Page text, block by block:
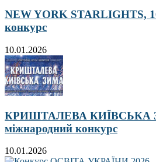
NEW YORK STARLIGHTS,
конкурс
10.01.2026
КРИШТАЛЕВА КИЇВСЬКА
міжнародний конкурс
10.01.2026